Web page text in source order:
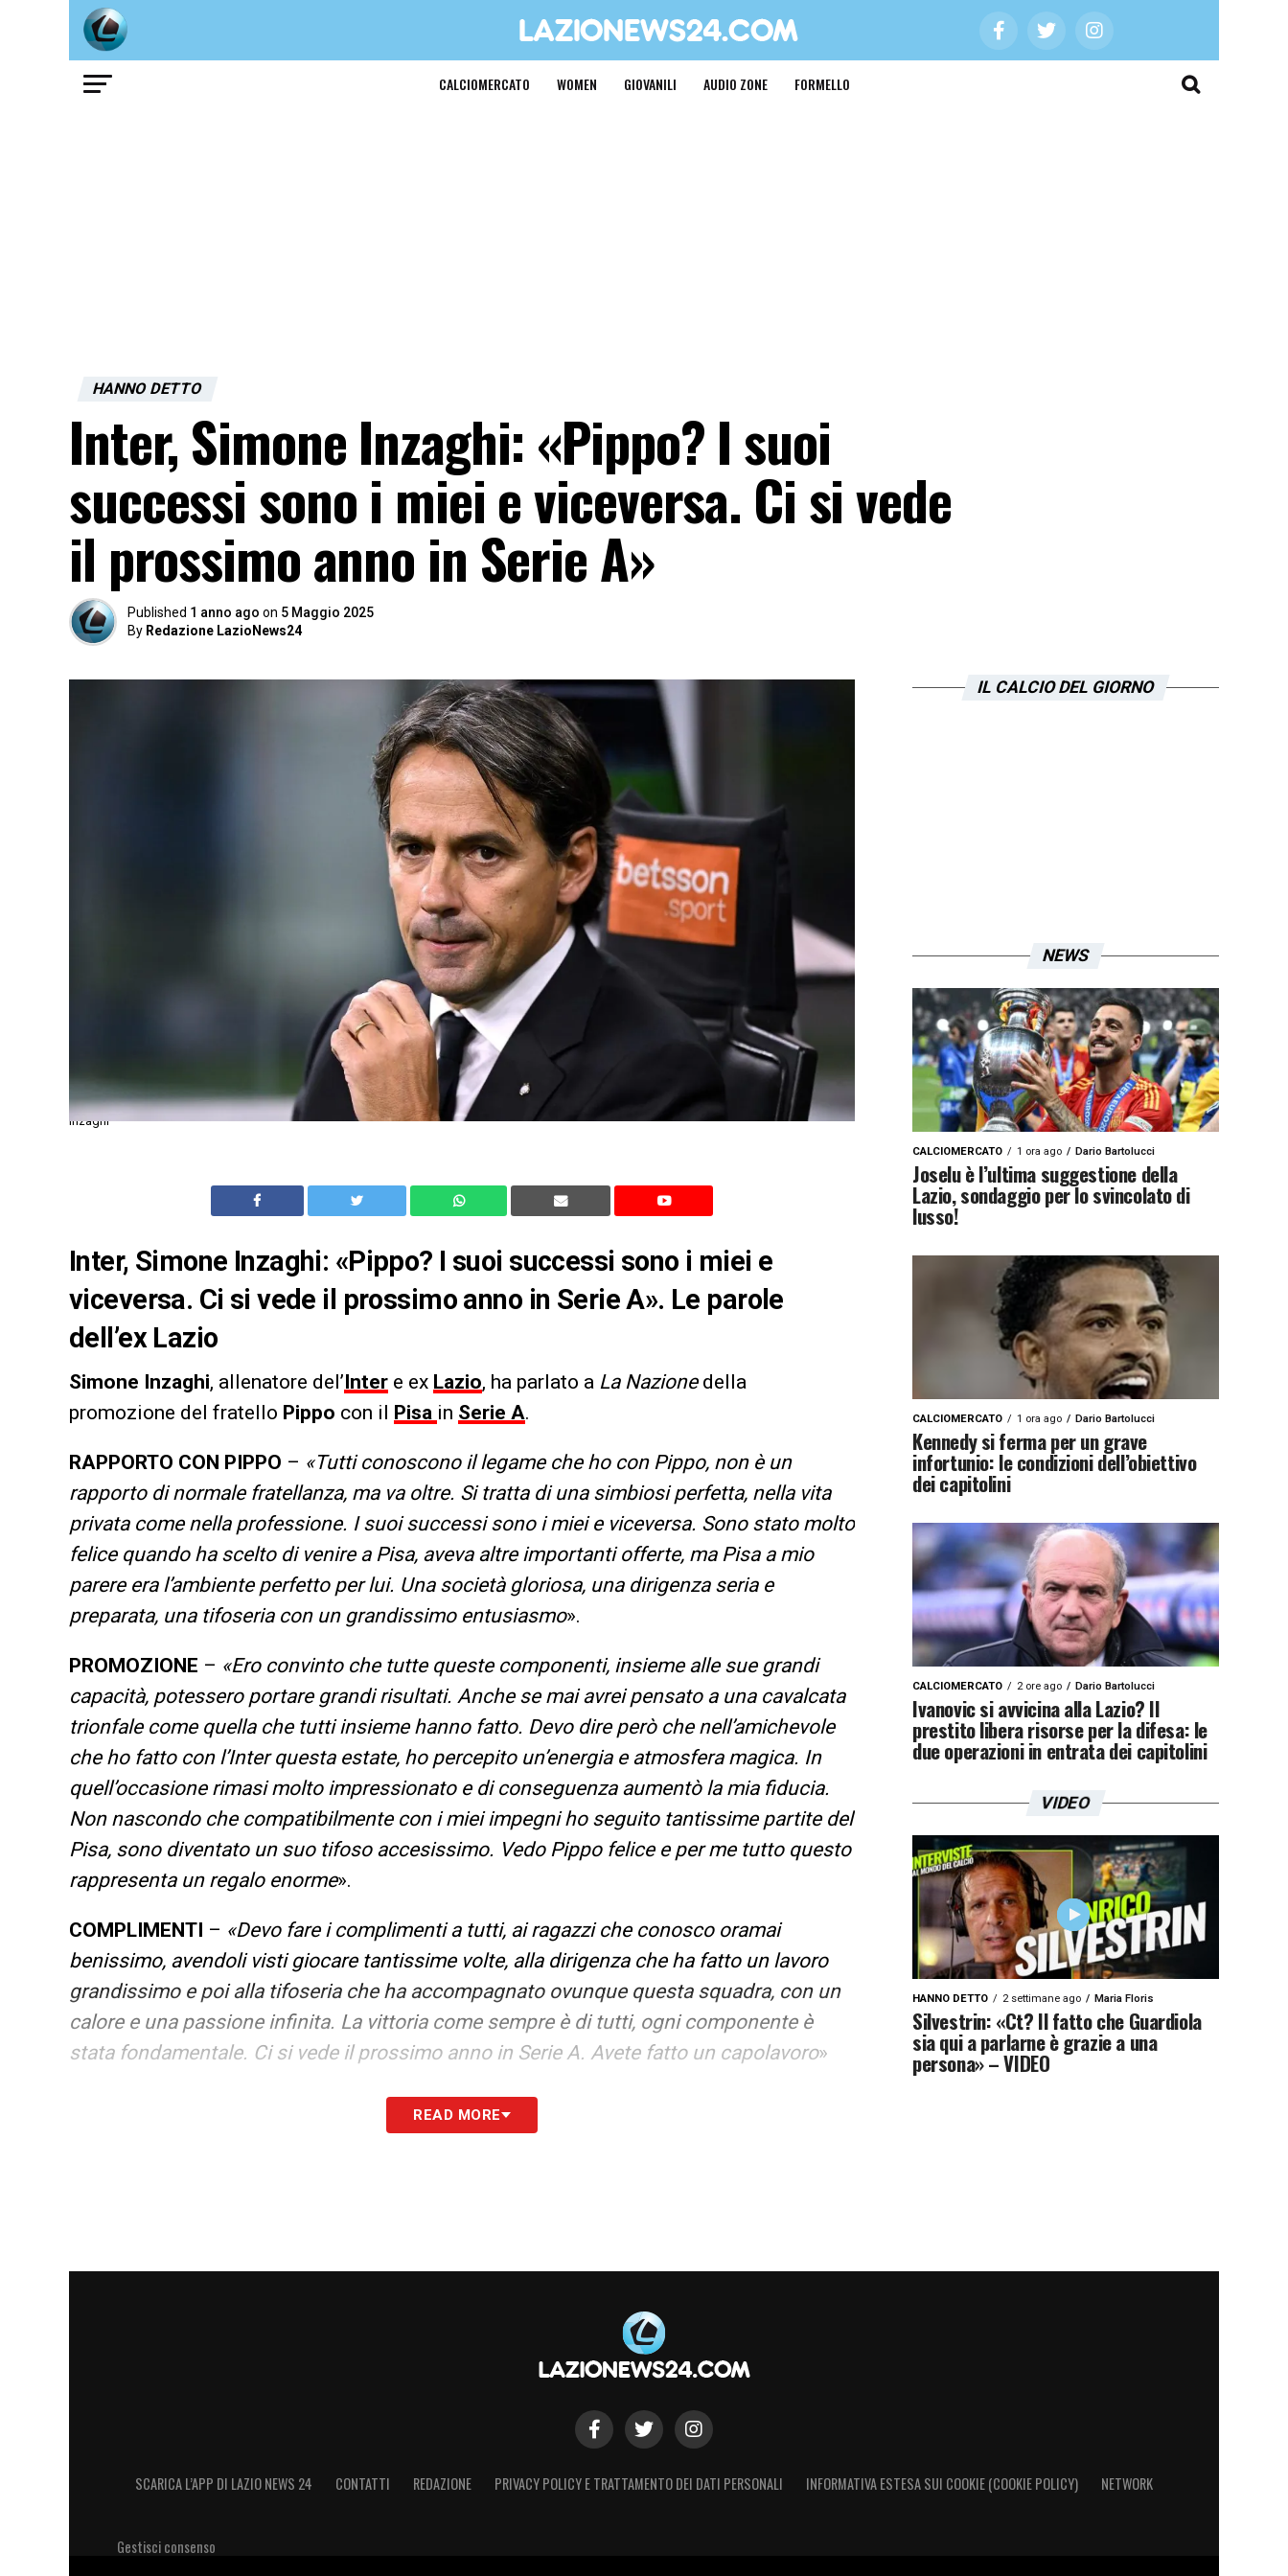
CALCIOMERCATO WOMEN GIOVANILI AUDIO ZONE FORMELLO
HANNO DETTO
Inter, Simone Inzaghi: «Pippo? I suoi
successi sono i miei e viceversa. Ci si vede
il prossimo anno in Serie A»
Published 1 anno ago on 5 Maggio 2025
By Redazione LazioNews24
Inzaghi
Inter, Simone Inzaghi: «Pippo? I suoi successi sono i miei e
viceversa. Ci si vede il prossimo anno in Serie A». Le parole
dell’ex Lazio
Simone Inzaghi, allenatore del’Inter e ex Lazio, ha parlato a La Nazionedella
promozione del fratello Pippo con il Pisa in Serie A.
RAPPORTO CON PIPPO – «Tutti conoscono il legame che ho con Pippo, non è un
rapporto di normale fratellanza, ma va oltre. Si tratta di una simbiosi perfetta, nella vita
privata come nella professione. I suoi successi sono i miei e viceversa. Sono stato molto
felice quando ha scelto di venire a Pisa, aveva altre importanti offerte, ma Pisa a mio
parere era l’ambiente perfetto per lui. Una società gloriosa, una dirigenza seria e
preparata, una tifoseria con un grandissimo entusiasmo».
PROMOZIONE – «Ero convinto che tutte queste componenti, insieme alle sue grandi
capacità, potessero portare grandi risultati. Anche se mai avrei pensato a una cavalcata
trionfale come quella che tutti insieme hanno fatto. Devo dire però che nell’amichevole
che ho fatto con l’Inter questa estate, ho percepito un’energia e atmosfera magica. In
quell’occasione rimasi molto impressionato e di conseguenza aumentò la mia fiducia.
Non nascondo che compatibilmente con i miei impegni ho seguito tantissime partite del
Pisa, sono diventato un suo tifoso accesissimo. Vedo Pippo felice e per me tutto questo
rappresenta un regalo enorme».
COMPLIMENTI – «Devo fare i complimenti a tutti, ai ragazzi che conosco oramai
benissimo, avendoli visti giocare tantissime volte, alla dirigenza che ha fatto un lavoro
grandissimo e poi alla tifoseria che ha accompagnato ovunque questa squadra, con un
calore e una passione infinita. La vittoria come sempre è di tutti, ogni componente è
stata fondamentale. Ci si vede il prossimo anno in Serie A. Avete fatto un capolavoro»
LA PLAYLIST DELLE NOSTRE TOP NEWSREAD MORE
IL CALCIO DEL GIORNO
NEWS
CALCIOMERCATO 1 ora ago Dario Bartolucci
Joselu è l’ultima suggestione della
Lazio, sondaggio per lo svincolato di
lusso!
CALCIOMERCATO 1 ora ago Dario Bartolucci
Kennedy si ferma per un grave
infortunio: le condizioni dell’obiettivo
dei capitolini
CALCIOMERCATO 2 ore ago Dario Bartolucci
Ivanovic si avvicina alla Lazio? Il
prestito libera risorse per la difesa: le
due operazioni in entrata dei capitolini
VIDEO
HANNO DETTO 2 settimane ago Maria Floris
Silvestrin: «Ct? Il fatto che Guardiola
sia qui a parlarne è grazie a una
persona» – VIDEO
SCARICA L’APP DI LAZIO NEWS 24 CONTATTI REDAZIONE PRIVACY POLICY E TRATTAMENTO DEI DATI PERSONALI INFORMATIVA ESTESA SUI COOKIE (COOKIE POLICY) NETWORK
Gestisci consenso